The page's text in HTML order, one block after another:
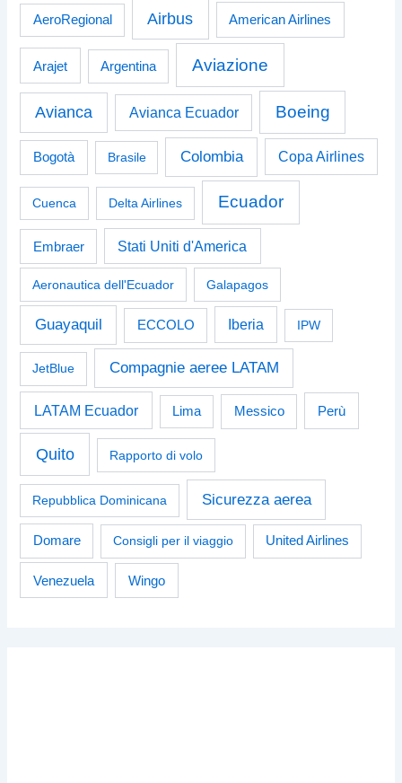
AeroRegional Airbus American Airlines
Arajet Argentina Aviazione
Avianca Avianca Ecuador Boeing
Bogotà Brasile Colombia Copa Airlines
Cuenca Delta Airlines Ecuador
Embraer Stati Uniti d'America
Aeronautica dell'Ecuador Galapagos
Guayaquil ECCOLO Iberia IPW
JetBlue Compagnie aeree LATAM
LATAM Ecuador Lima Messico Perù
Quito Rapporto di volo
Repubblica Dominicana Sicurezza aerea
Domare Consigli per il viaggio United Airlines
Venezuela Wingo